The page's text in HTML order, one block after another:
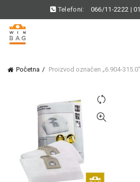
Telefoni: 066/11-2222 |
Početna Proizvod označen „6.904-315.0“